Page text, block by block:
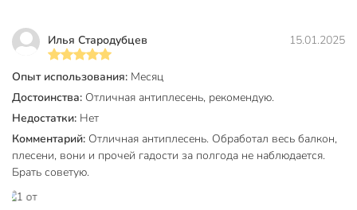
Концентрат
Цвет
бесцветный
Назначение
Тип поверхности
универсальный
Илья Стародубцев 15.01.2025
Опыт использования: Месяц
Достоинства: Отличная антиплесень, рекомендую.
Недостатки: Нет
Комментарий: Отличная антиплесень. Обработал весь балкон,
плесени, вони и прочей гадости за полгода не наблюдается.
Брать советую.